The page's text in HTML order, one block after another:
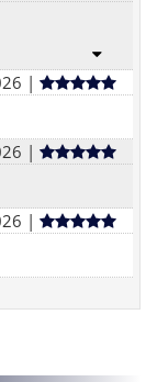
|
|
|